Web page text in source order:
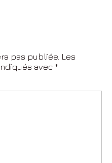
pas publiée. Les
avec *